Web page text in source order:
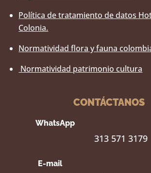
Política de tratamiento de datos
Colonia.
Normatividad flora y fauna
Normatividad patrimonio cultura
CONTÁCTANOS
WhatsApp
313 571 3179
E-mail